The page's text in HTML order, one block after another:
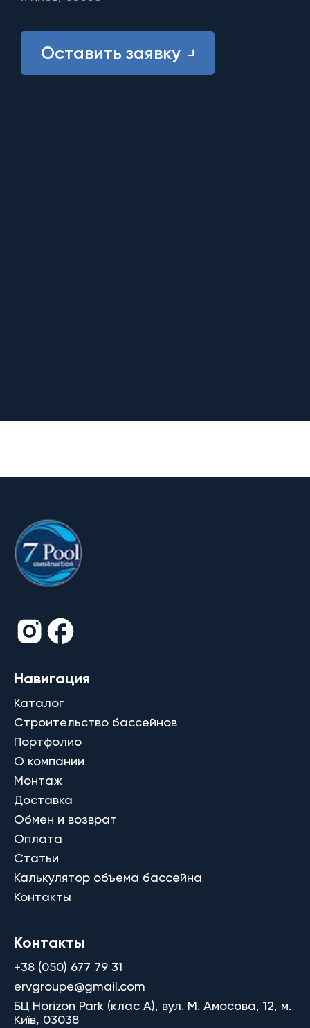
Оставить заявку
Навигация
Каталог
Строительство бассейнов
Портфолио
О компании
Монтаж
Доставка
Обмен и возврат
Оплата
Статьи
Калькулятор объема бассейна
Контакты
Контакты
+38 (050) 677 79 31
ervgroupe@gmail.com
БЦ Horizon Park (клас A), вул. М. Амосова, 12, м.
Київ, 03038